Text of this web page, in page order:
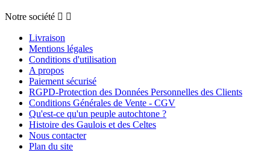
Notre société  
Livraison
Mentions légales
Conditions d'utilisation
A propos
Paiement sécurisé
RGPD-Protection des Données Personnelles des Clients
Conditions Générales de Vente - CGV
Qu'est-ce qu'un peuple autochtone ?
Histoire des Gaulois et des Celtes
Nous contacter
Plan du site